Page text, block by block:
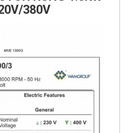
380V